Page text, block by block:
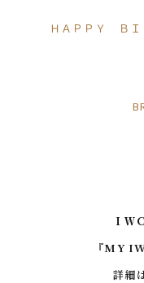
ＨＡＰＰＹ ＢＩ
ＩＷ
『MY
詳細